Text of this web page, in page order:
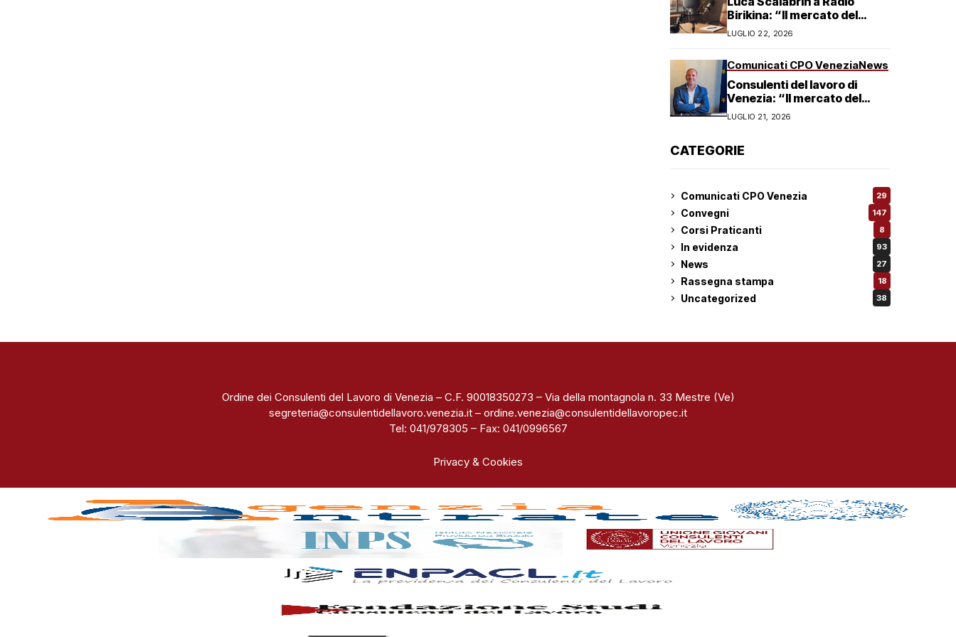
Birikina: “Il mercato del
lavoro in Veneto è in
trasformazione”
LUGLIO 22, 2026
Comunicati CPO VeneziaNews
Consulenti del lavoro di
Venezia: “Il mercato del
lavoro non è in crisi ma in
trasformazione, serve
LUGLIO 21, 2026
CATEGORIE
Comunicati CPO Venezia 29
Convegni 147
Corsi Praticanti 8
In evidenza 93
News 27
Rassegna stampa 18
Uncategorized 38
Ordine dei Consulenti del Lavoro di Venezia – C.F. 90018350273 – Via della montagnola n. 33 Mestre (Ve)
segreteria@consulentidellavoro.venezia.it – ordine.venezia@consulentidellavoropec.it
Tel: 041/978305 – Fax: 041/0996567
Privacy & Cookies